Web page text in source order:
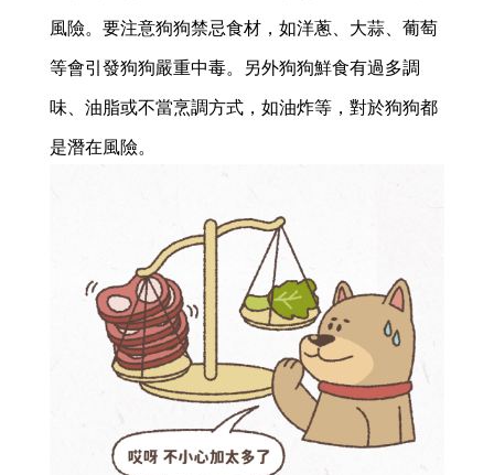
風險。要注意狗狗禁忌食材，如洋蔥、大蒜、葡萄
等會引發狗狗嚴重中毒。另外狗狗鮮食有過多調
味、油脂或不當烹調方式，如油炸等，對於狗狗都
是潛在風險。